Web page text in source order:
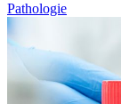
Pathologie